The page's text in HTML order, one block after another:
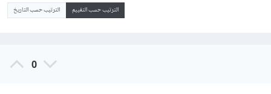
الترتيب حسب التقييم الترتيب حسب التاريخ
0